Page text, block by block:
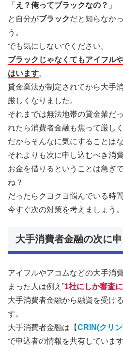
「 え？俺ってブラックなの？ 」
と自分がブラックだと知らなか
う。
でも気にしないでください。
ブラックじゃなくてもアイフル
はいます。
貸金業法が制定されてから大手
厳しくなりました。
それまでは無法地帯の貸金業だ
れたら消費者金融も焦って厳し
だからそんなに気にすることはな
それよりも次に申し込むべき消
お金を借りるということは急ぎ
ね？
だったらクヨクヨ悩んでいる時
今すぐ次の対策を考えましょう。
大手消費者金融の次に
アイフルやアコムなどの大手消
まった人は例え”1社にしか審査
大手消費者金融から融資を受け
す。
大手消費者金融は【CRIN(クリ
で申込者の情報を共有しています